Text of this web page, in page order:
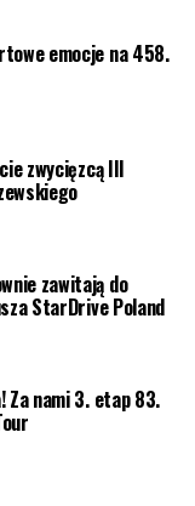
emocje na 458.
zwycięzcą III
zawitają do
StarDrive Poland
nami 3. etap 83.